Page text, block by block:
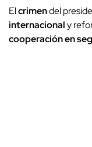
Elcrimendel
internacionaly
cooperación en